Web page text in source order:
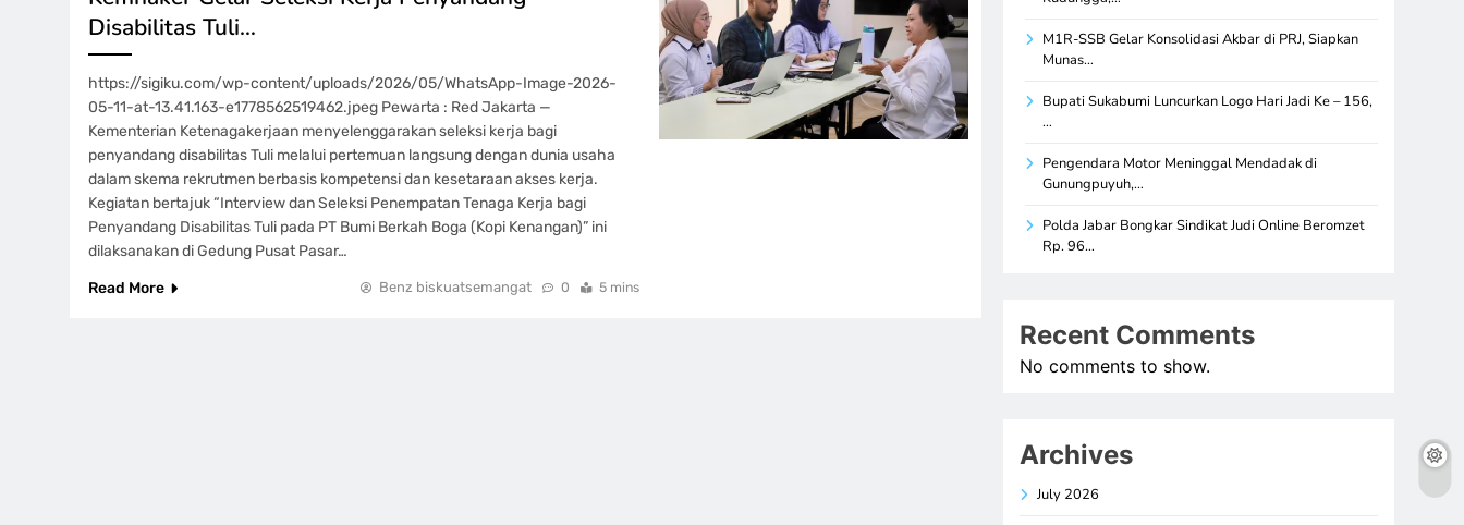
Disabilitas Tuli…
https://sigiku.com/wp-content/uploads/2026/05/WhatsApp-Image-2026-
05-11-at-13.41.163-e1778562519462.jpeg Pewarta : Red Jakarta —
Kementerian Ketenagakerjaan menyelenggarakan seleksi kerja bagi
penyandang disabilitas Tuli melalui pertemuan langsung dengan dunia usaha
dalam skema rekrutmen berbasis kompetensi dan kesetaraan akses kerja.
Kegiatan bertajuk “Interview dan Seleksi Penempatan Tenaga Kerja bagi
Penyandang Disabilitas Tuli pada PT Bumi Berkah Boga (Kopi Kenangan)” ini
dilaksanakan di Gedung Pusat Pasar…
Read More
Benz biskuatsemangat 0 5 mins
M1R-SSB Gelar Konsolidasi Akbar di PRJ, Siapkan
Munas…
Bupati Sukabumi Luncurkan Logo Hari Jadi Ke – 156,
…
Pengendara Motor Meninggal Mendadak di
Gunungpuyuh,…
Polda Jabar Bongkar Sindikat Judi Online Beromzet
Rp. 96…
Recent Comments
No comments to show.
Archives
July 2026